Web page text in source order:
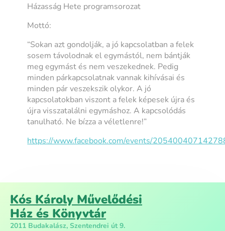
Házasság Hete programsorozat
Mottó:
“Sokan azt gondolják, a jó kapcsolatban a felek
sosem távolodnak el egymástól, nem bántják
meg egymást és nem veszekednek. Pedig
minden párkapcsolatnak vannak kihívásai és
minden pár veszekszik olykor. A jó
kapcsolatokban viszont a felek képesek újra és
újra visszatalálni egymáshoz. A kapcsolódás
tanulható. Ne bízza a véletlenre!”
https://www.facebook.com/events/
Kós Károly Művelődési
Ház és Könyvtár
2011 Budakalász, Szentendrei út 9.